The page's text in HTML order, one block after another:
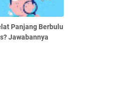
Panjang Berbulu
Jawabannya